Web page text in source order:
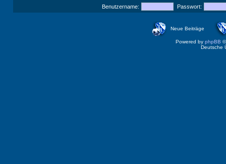
Benutzername: Passwort:
Neue Beiträge
Powered by phpBB
Deutsche